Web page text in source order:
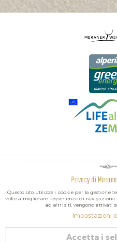
I MIGLIORI VINI DELL'ALTO
Revoca
Privacy di
Questo sito utilizza i cookie per la gestione
volte a migliorare l'esperienza di
ad altri siti, vengono attivati
Impostazioni
Accetta i